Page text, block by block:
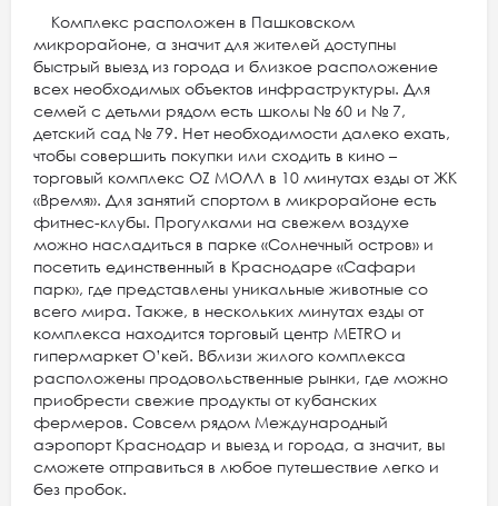
Комплекс расположен в Пашковском
микрорайоне, а значит для жителей доступны
быстрый выезд из города и близкое расположение
всех необходимых объектов инфраструктуры. Для
семей с детьми рядом есть школы № 60 и № 7,
детский сад № 79. Нет необходимости далеко ехать,
чтобы совершить покупки или сходить в кино –
торговый комплекс OZ МОЛЛ в 10 минутах езды от ЖК
«Время». Для занятий спортом в микрорайоне есть
фитнес-клубы. Прогулками на свежем воздухе
можно насладиться в парке «Солнечный остров» и
посетить единственный в Краснодаре «Сафари
парк», где представлены уникальные животные со
всего мира. Также, в нескольких минутах езды от
комплекса находится торговый центр METRO и
гипермаркет O’кей. Вблизи жилого комплекса
расположены продовольственные рынки, где можно
приобрести свежие продукты от кубанских
фермеров. Совсем рядом Международный
аэропорт Краснодар и выезд и города, а значит, вы
сможете отправиться в любое путешествие легко и
без пробок.